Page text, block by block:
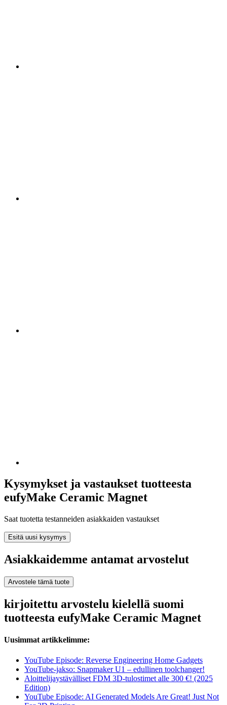
Kysymykset ja vastaukset tuotteesta
eufyMake Ceramic Magnet
Saat tuotetta testanneiden asiakkaiden vastaukset
Esitä uusi kysymys
Asiakkaidemme antamat arvostelut
Arvostele tämä tuote
kirjoitettu arvostelu kielellä suomi
tuotteesta eufyMake Ceramic Magnet
Uusimmat artikkelimme:
YouTube Episode: Reverse Engineering Home Gadgets
YouTube-jakso: Snapmaker U1 – edullinen toolchanger!
Aloittelijaystävälliset FDM 3D-tulostimet alle 300 €! (2025
Edition)
YouTube Episode: AI Generated Models Are Great! Just Not